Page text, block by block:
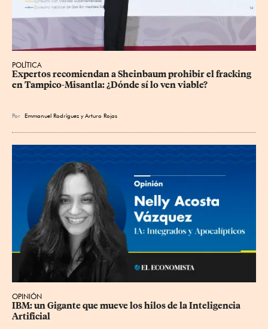
POLÍTICA
Expertos recomiendan a Sheinbaum prohibir el fracking
en Tampico-Misantla: ¿Dónde sí lo ven viable?
Por Emmanuel Rodríguez yArturo Rojas
OPINIÓN
IBM: un Gigante que mueve los hilos de la Inteligencia
Artificial